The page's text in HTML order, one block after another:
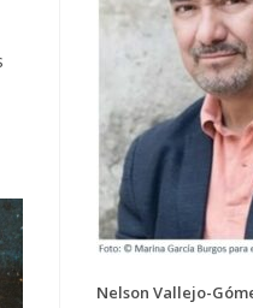
Nelson Vallejo-